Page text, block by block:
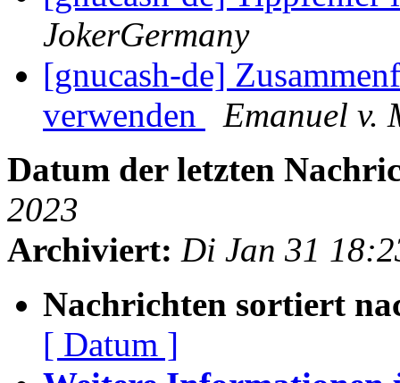
JokerGermany
[gnucash-de]
verwenden
Emanuel v.
Datum der letzten
2023
Archiviert: Di Jan 31
Nachrichten sortiert
[ Datum ]